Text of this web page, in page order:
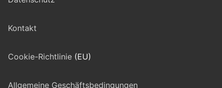
Kontakt
Cookie-Richtlinie (EU)
Allgemeine Geschäftsbedingungen